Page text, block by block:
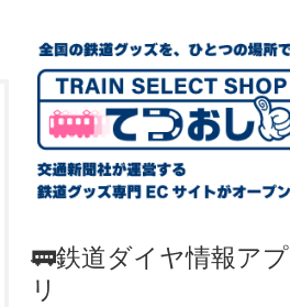
🚃鉄道ダイヤ情報アプ
リ